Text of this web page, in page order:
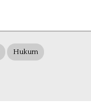
Hukum